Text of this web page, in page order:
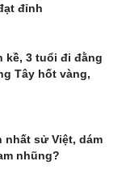
đỉnh
kề, 3 tuổi đi đằng
Tây hốt vàng,
nhất sử Việt, dám
nhũng?